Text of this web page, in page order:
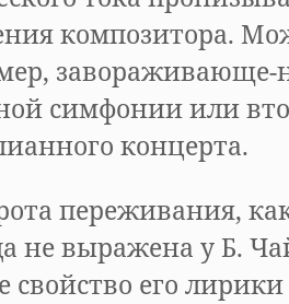
композитора.
симфонии или
концерта.
переживания,
не выражена у Б.
свойство его